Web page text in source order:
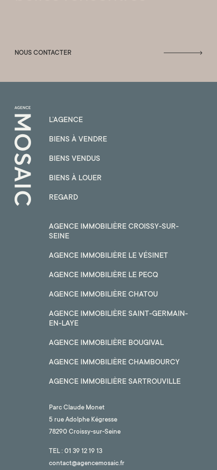
NOUS CONTACTER
L’AGENCE
BIENS À VENDRE
BIENS VENDUS
BIENS À LOUER
REGARD
AGENCE IMMOBILIÈRE CROISSY-SUR-
SEINE
AGENCE IMMOBILIÈRE LE VÉSINET
AGENCE IMMOBILIÈRE LE PECQ
AGENCE IMMOBILIÈRE CHATOU
AGENCE IMMOBILIÈRE SAINT-GERMAIN-
EN-LAYE
AGENCE IMMOBILIÈRE BOUGIVAL
AGENCE IMMOBILIÈRE CHAMBOURCY
AGENCE IMMOBILIÈRE SARTROUVILLE
Parc Claude Monet
5 rue Adolphe Kégresse
78290 Croissy-sur-Seine
TEL :01 39 12 19 13
contact@agencemosaic.fr